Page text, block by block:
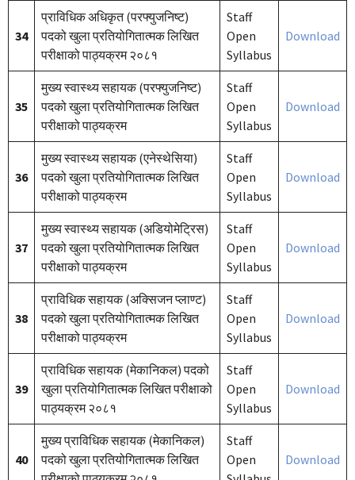
34
प्राविधिक अधिकृत (परफ्युजनिष्ट)
पदको खुला प्रतियोगितात्मक लिखित
परीक्षाको पाठ्यक्रम २०८१
Staff
Open
Syllabus
Download
35
मुख्य स्वास्थ्य सहायक (परफ्युजनिष्ट)
पदको खुला प्रतियोगितात्मक लिखित
परीक्षाको पाठ्यक्रम
Staff
Open
Syllabus
Download
36
मुख्य स्वास्थ्य सहायक (एनेस्थेसिया)
पदको खुला प्रतियोगितात्मक लिखित
परीक्षाको पाठ्यक्रम
Staff
Open
Syllabus
Download
37
मुख्य स्वास्थ्य सहायक (अडियोमेट्रिस)
पदको खुला प्रतियोगितात्मक लिखित
परीक्षाको पाठ्यक्रम
Staff
Open
Syllabus
Download
38
प्राविधिक सहायक (अक्सिजन प्लाण्ट)
पदको खुला प्रतियोगितात्मक लिखित
परीक्षाको पाठ्यक्रम
Staff
Open
Syllabus
Download
39
प्राविधिक सहायक (मेकानिकल) पदको
खुला प्रतियोगितात्मक लिखित परीक्षाको
पाठ्यक्रम २०८१
Staff
Open
Syllabus
Download
40
मुख्य प्राविधिक सहायक (मेकानिकल)
पदको खुला प्रतियोगितात्मक लिखित
Staff
Open
Download